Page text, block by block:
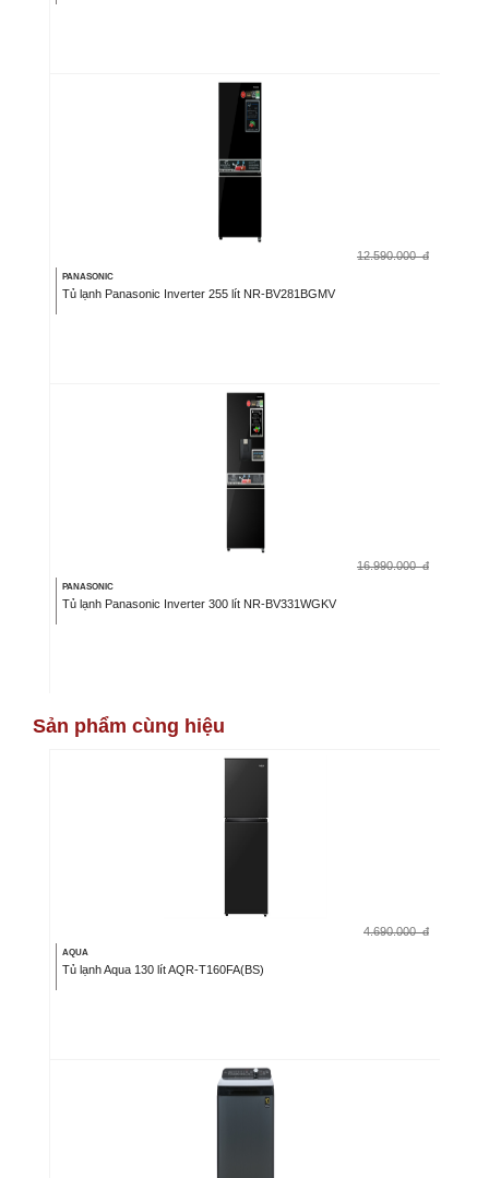
12.590.000 đ
PANASONIC
Tủ lạnh Panasonic Inverter 255 lít NR-BV281BGMV
16.990.000 đ
PANASONIC
Tủ lạnh Panasonic Inverter 300 lít NR-BV331WGKV
Sản phẩm cùng hiệu
4.690.000 đ
AQUA
Tủ lạnh Aqua 130 lít AQR-T160FA(BS)